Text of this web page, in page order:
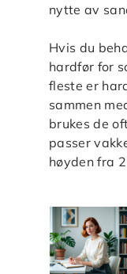
nytte av
Hvis du
hardfør for
fleste er
sammen
brukes de
passer
høyden fra